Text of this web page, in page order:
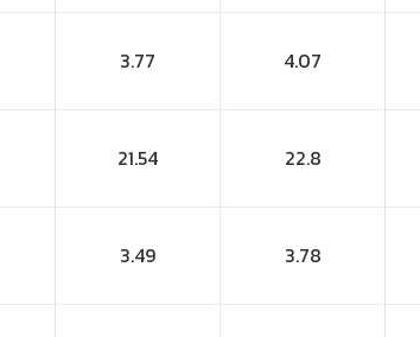
3.77 4.07
21.54 22.8
3.49 3.78